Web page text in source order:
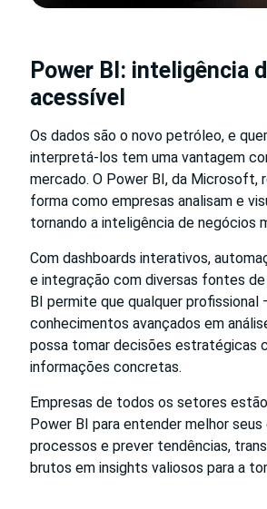
Power BI: inteligência
acessível
Os dados são o novo petróleo, e
interpretá-los tem uma vantagem
mercado. O Power BI, da Microsoft,
forma como empresas analisam e
tornando a inteligência de negócios
Com dashboards interativos,
e integração com diversas fontes
BI permite que qualquer profissional
conhecimentos avançados em
possa tomar decisões estratégicas
informações concretas.
Empresas de todos os setores
Power BI para entender melhor
processos e prever tendências,
brutos em insights valiosos para a